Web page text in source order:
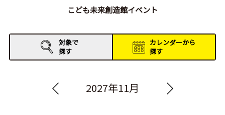
お知らせ
イベントレポート
こども未来創造館イベント
対象で
探す
カレンダーから
探す
2027年11月